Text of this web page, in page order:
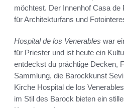
möchtest. Der Innenhof Casa de
für Architekturfans und
Hospital de los Venerables war
für Priester und ist heute ein
entdeckst du prächtige Decken,
Sammlung, die Barockkunst
Kirche Hospital de los
im Stil des Barock bieten ein